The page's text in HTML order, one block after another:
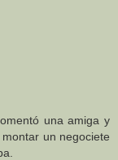
una amiga y
un negociete